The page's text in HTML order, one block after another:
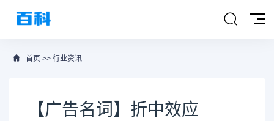
首页 >> 行业资讯
【广告名词】折中效应